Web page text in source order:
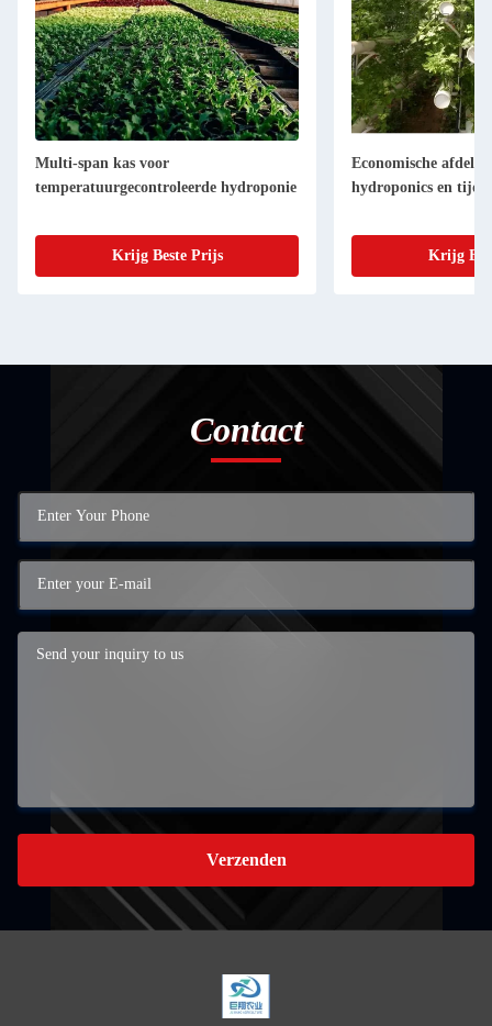
Multi-span kas voor
temperatuurgecontroleerde hydroponie
Krijg Beste Prijs
Economische
hydroponics en
Krijg
Contact
Verzenden